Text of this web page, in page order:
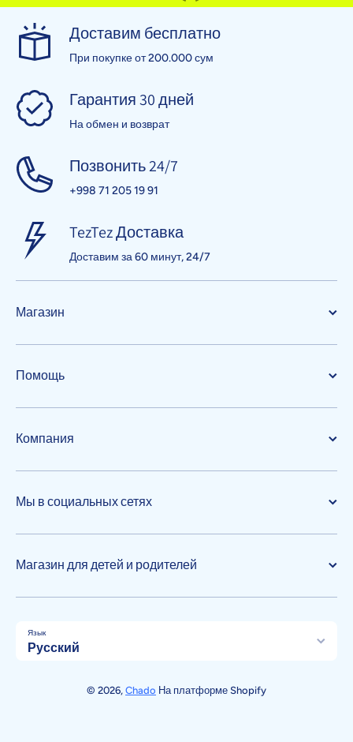
Доставим бесплатно
При покупке от 200.000 сум
Гарантия 30 дней
На обмен и возврат
Позвонить 24/7
+998 71 205 19 91
TezTez Доставка
Доставим за 60 минут, 24/7
Магазин
Помощь
Компания
Мы в социальных сетях
Магазин для детей и родителей
Язык
Русский
© 2026, Chado На платформе Shopify